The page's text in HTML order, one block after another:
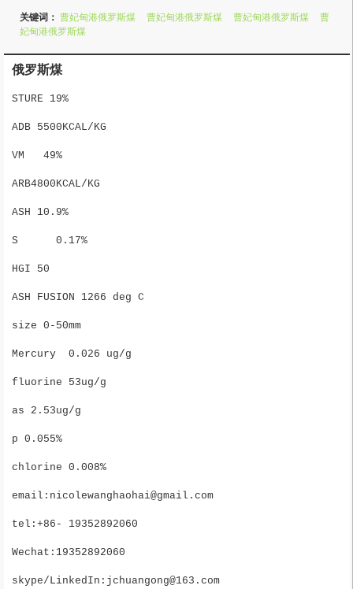
关键词： 曹妃甸港俄罗斯煤 曹妃甸港俄罗斯煤 曹妃甸港俄罗斯煤
曹
妃甸港俄罗斯煤
俄罗斯煤
STURE 19%
ADB 5500KCAL/KG
VM   49%
ARB4800KCAL/KG
ASH 10.9%
S      0.17%
HGI 50
ASH FUSION 1266 deg C
size 0-50mm
Mercury  0.026 ug/g
fluorine 53ug/g
as 2.53ug/g
p 0.055%
chlorine 0.008%
email:nicolewanghaohai@gmail.com
tel:+86- 19352892060
Wechat:19352892060
skype/LinkedIn:jchuangong@163.com